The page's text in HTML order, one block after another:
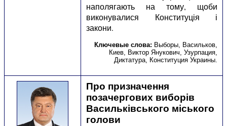
наполягають на тому, щоби
виконувалися Конституція і
закони.
Ключевые слова: Выборы Васильков
Киев
Виктор Янукович Узурпация
Диктатура
Конституция Украины
Про призначення
позачергових виборів
Васильківського міського
голови